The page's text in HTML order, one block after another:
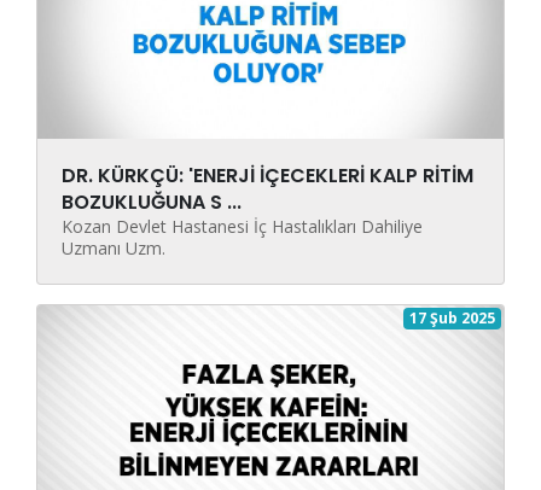
DR. KÜRKÇÜ: 'ENERJİ İÇECEKLERİ KALP RİTİM
BOZUKLUĞUNA S ...
Kozan Devlet Hastanesi İç Hastalıkları Dahiliye
Uzmanı Uzm.
17 Şub 2025